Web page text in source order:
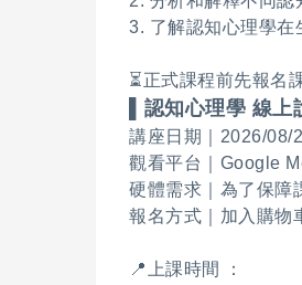
3. 了解認知心理學在
⏳正式課程前先報名
▌認知心理學 線上
講座日期｜2026/08/
觀看平台｜Google
硬體需求｜為了保障
報名方式｜加入購物
📍上課時間 ：